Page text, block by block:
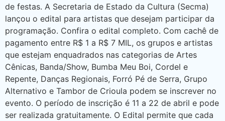
de festas. A Secretaria de Estado da Cultura (Secma)
lançou o edital para artistas que desejam participar da
programação. Confira o edital completo. Com cachê de
pagamento entre R$ 1 a R$ 7 MIL, os grupos e artistas
que estejam enquadrados nas categorias de Artes
Cênicas, Banda/Show, Bumba Meu Boi, Cordel e
Repente, Danças Regionais, Forró Pé de Serra, Grupo
Alternativo e Tambor de Crioula podem se inscrever no
evento. O período de inscrição é 11 a 22 de abril e pode
ser realizada gratuitamente. O Edital permite que cada